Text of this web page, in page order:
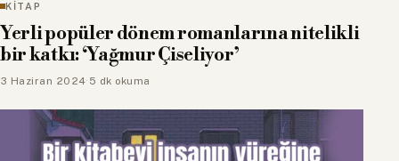
KİTAP
Yerli popüler dönem romanlarına nitelikli
bir katkı: ‘Yağmur Çiseliyor’
3 Haziran 2024· 5 dk okuma